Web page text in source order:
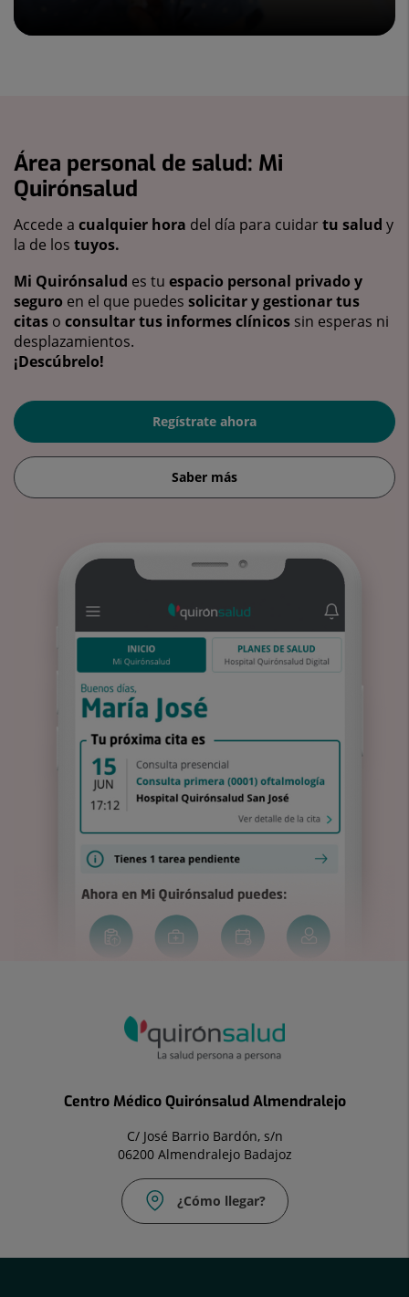
Área personal de salud: Mi
Quirónsalud
Accede a cualquier hora del día para cuidartu salud y
la de los tuyos.
Mi Quirónsalud es tu espacio personal privado y
seguro en el que puedes solicitar y gestionar tus
citas o consultar tus informes clínicos sin esperas ni
desplazamientos.
¡Descúbrelo!
Regístrate ahora
Saber más
Centro Médico Quirónsalud Almendralejo
C/ José Barrio Bardón, s/n
06200 Almendralejo Badajoz
¿Cómo llegar?
924